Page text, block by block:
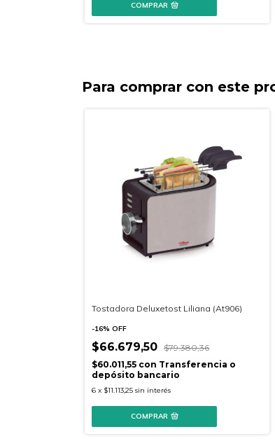
COMPRAR
Para comprar con este
Tostadora Deluxetost Liliana (At906)
-16% OFF
$66.679,50 $79.380,36
$60.011,55 con Transferencia o
depósito bancario
6 x $11.113,25 sin interés
COMPRAR